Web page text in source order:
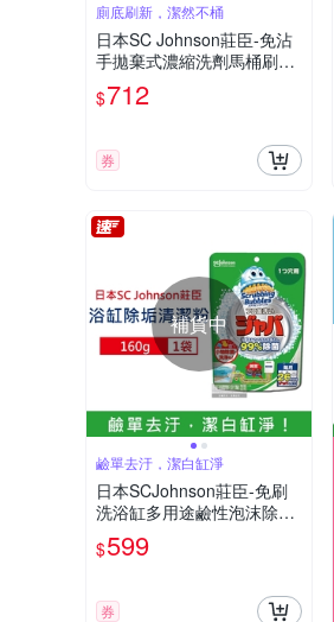
廁底刷新，潔然不桶
日本SC Johnson莊臣-免沾
手拋棄式濃縮洗劑馬桶刷清
潔組/盒-刷柄1支+刷架1座
+水溶性刷頭4入
$712
券
補貨中
鹼單去汙，潔白缸淨
日本SCJohnson莊臣-免刷
洗浴缸多用途鹼性泡沫除水
垢去汙消臭清潔粉160g/袋
(浴室衛浴用品,臉盆椅子浴
$599
券